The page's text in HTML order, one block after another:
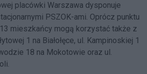
placówki Warszawa dysponuje
PSZOK-ami. Oprócz punktu
mieszkańcy mogą korzystać także z
1 na Białołęce, ul. Kampinoskiej 1
18 na Mokotowie oraz ul.